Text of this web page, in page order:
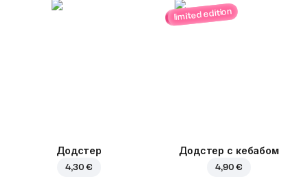
Додстер
4,30 €
limited edition
Додстер с кебабом
4,90 €